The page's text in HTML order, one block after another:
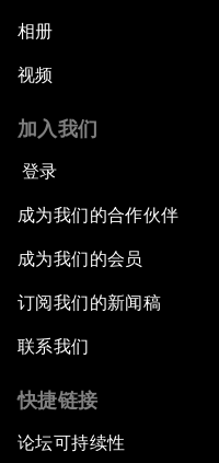
相册
视频
加入我们
登录
成为我们的合作伙伴
成为我们的会员
订阅我们的新闻稿
联系我们
快捷链接
论坛可持续性